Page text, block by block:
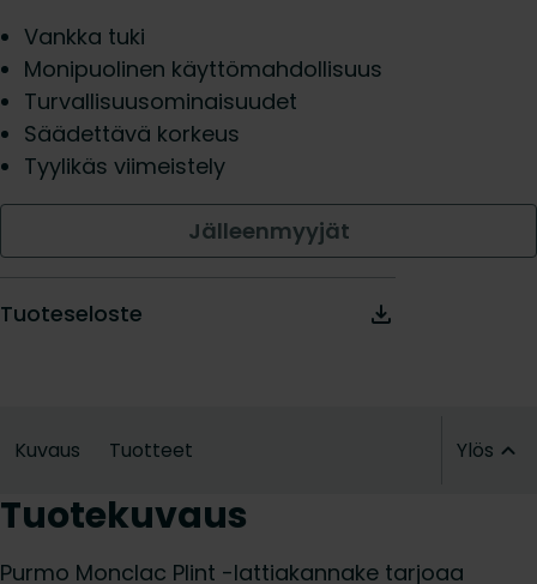
Vankka tuki
Monipuolinen käyttömahdollisuus
Turvallisuusominaisuudet
Säädettävä korkeus
Tyylikäs viimeistely
Jälleenmyyjät
Tuoteseloste
Kuvaus Tuotteet Ylös
Tuotekuvaus
Purmo Monclac Plint -lattiakannake tarjoaa